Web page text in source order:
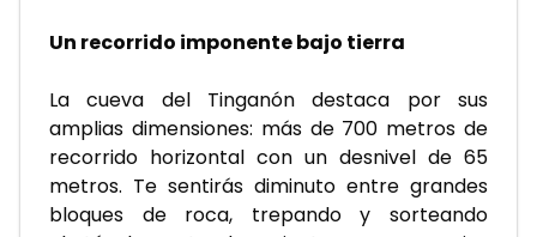
Un recorrido imponente bajo tierra
La cueva del Tinganón destaca por sus
amplias dimensiones: más de 700 metros de
recorrido horizontal con un desnivel de 65
metros. Te sentirás diminuto entre grandes
bloques de roca, trepando y sorteando